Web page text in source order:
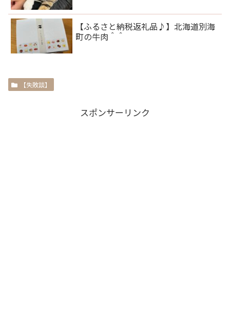
【ふるさと納税返礼品♪】北海道別海
町の牛肉＾＾
【失敗談】
スポンサーリンク